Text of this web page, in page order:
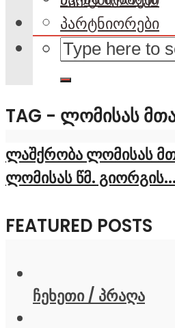
პარტნიორები
TAG - ᲚᲝᲛᲘᲡᲐᲡ
ლაშქრობა ლომისას
ლომისას წმ. გიორგის...
FEATURED POSTS
ჩეხეთი / პრაღა